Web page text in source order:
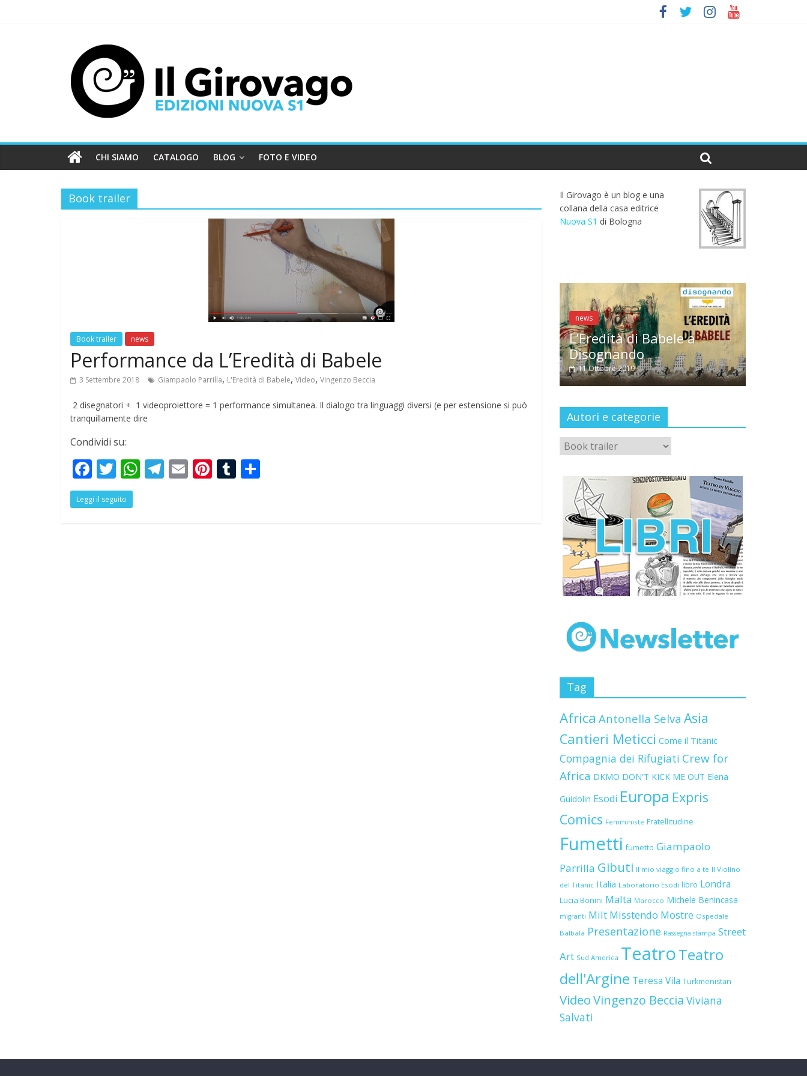
CHI SIAMO CATALOGO BLOG FOTO E VIDEO
Book trailer
Book trailer news
Performance da L’Eredità di Babele
3 Settembre 2018 Giampaolo Parrilla, L'Eredità di Babele, Video, Vingenzo Beccia
2 disegnatori + 1 videoproiettore = 1 performance simultanea. Il dialogo tra linguaggi diversi (e per estensione si può
tranquillamente dire
Condividi su:
F
ac
e
T
w
itt
W T E Pi T
Leggi il seguito
Il Girovago è un blog e una
collana della casa editrice
Nuova S1 di Bologna
news
Antonella Selva in mostra a
ExAequo)
7 Novembre 2018
L’Eredità di Babele a
Disognando
11 Ottobre 2019
news
Antonella
CondiMenti
3 Ottobre 2019
Autori e categorie
Tag
Africa Antonella Selva Asia
Cantieri Meticci Come il Titanic
Compagnia dei Rifugiati Crew for
Africa DKMO DON'T KICK ME OUT Elena
Guidolin Esodi Europa Expris
Comics Femministe Fratellitudine
Fumetti fumetto Giampaolo
Parrilla Gibuti Il mio viaggio fino a te Il Violino
del Titanic Italia Laboratorio Esodi libro Londra
Lucia Bonini Malta Marocco Michele Benincasa
migranti Milt Misstendo Mostre Ospedale
Balbalà Presentazione Rassegna stampa Street
Art Sud America TeatroTeatro
dell'Argine Teresa Vila Turkmenistan
VideoVingenzo Beccia Viviana
Salvati